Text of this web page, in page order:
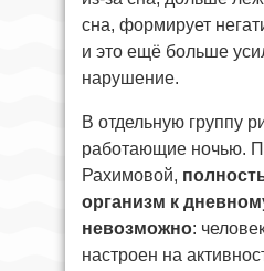
сна, формирует
и это ещё больше
нарушение.
В отдельную группу
работающие ночью.
Рахимовой,
организм к
невозможно:
настроен на